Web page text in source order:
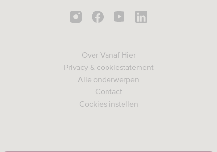
Over Vanaf Hier
Privacy & cookiestatement
Alle onderwerpen
Contact
Cookies instellen